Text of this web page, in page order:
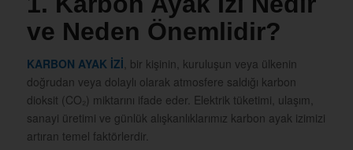
ve Neden Önemlidir?
KARBON AYAK İZİ , bir kişinin, kuruluşun veya ülkenin
doğrudan veya dolaylı olarak atmosfere saldığı karbon
dioksit (CO₂) miktarını ifade eder. Elektrik tüketimi, ulaşım,
sanayi üretimi ve günlük alışkanlıklarımız karbon ayak izimizi
artıran temel faktörlerdir.